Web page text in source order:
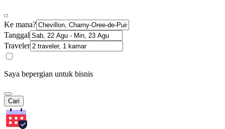
Ke mana?
Tanggal
Traveler
Saya bepergian untuk bisnis
Cari